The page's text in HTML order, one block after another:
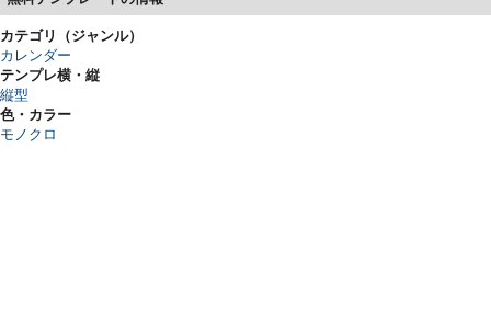
カテゴリ（ジャンル）
カレンダー
テンプレ横・縦
縦型
色・カラー
モノクロ